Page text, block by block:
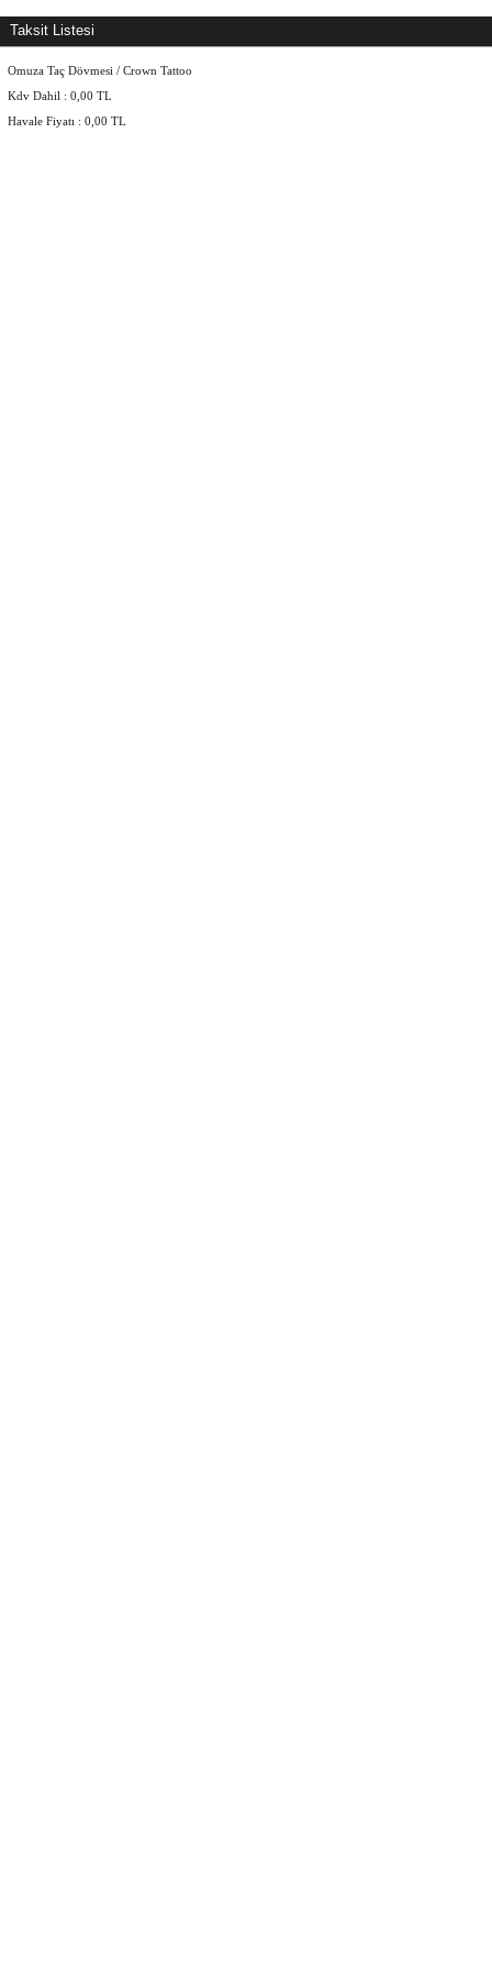
Taksit Listesi
Omuza Taç Dövmesi / Crown Tattoo
Kdv Dahil : 0,00 TL
Havale Fiyatı : 0,00 TL